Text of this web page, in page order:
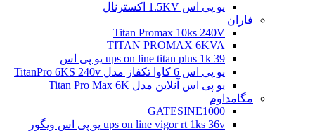
یو پی اس 1.5KV اکسترنال
فاران
Titan Promax 10ks 240V
TITAN PROMAX 6KVA
ups on line titan plus 1k 39 یو پی اس
یو پی اس 6 کاوا تکفاز مدل TitanPro 6KS 240v
یو پی اس آنلاین مدل Titan Pro Max 6K
مگامداوم
GATESINE1000
ups on line vigor rt 1ks 36v یو پی اس ویگور